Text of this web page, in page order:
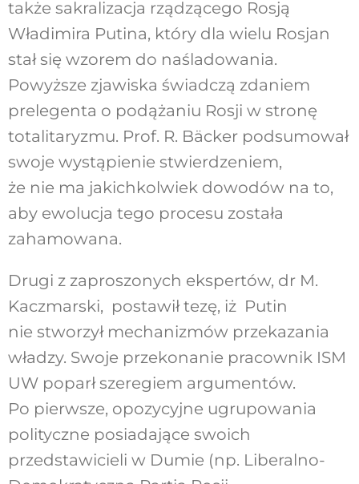
także sakralizacja rządzącego Rosją
Władimira Putina, który dla wielu Rosjan
stał się wzorem do naśladowania.
Powyższe zjawiska świadczą zdaniem
prelegenta o podążaniu Rosji w stronę
totalitaryzmu. Prof. R. Bäcker podsumował
swoje wystąpienie stwierdzeniem,
że nie ma jakichkolwiek dowodów na to,
aby ewolucja tego procesu została
zahamowana.
Drugi z zaproszonych ekspertów, dr M.
Kaczmarski, postawił tezę, iż Putin
nie stworzył mechanizmów przekazania
władzy. Swoje przekonanie pracownik ISM
UW poparł szeregiem argumentów.
Po pierwsze, opozycyjne ugrupowania
polityczne posiadające swoich
przedstawicieli w Dumie (np. Liberalno-